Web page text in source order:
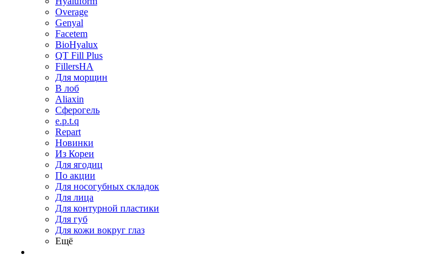
Overage
Genyal
Facetem
BioHyalux
QT Fill Plus
FillersHA
Для морщин
В лоб
Aliaxin
Сферогель
e.p.t.q
Repart
Новинки
Из Кореи
Для ягодиц
По акции
Для носогубных складок
Для лица
Для контурной пластики
Для губ
Для кожи вокруг глаз
Ещё